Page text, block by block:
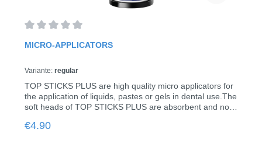
MICRO-APPLICATORS
Variante: regular
TOP STICKS PLUS are high quality micro applicators for
the application of liquids, pastes or gels in dental use.The
soft heads of TOP STICKS PLUS are absorbent and non-
the bend for improved accuracy.100 Pieces/Pack
Regular price:
€4.90